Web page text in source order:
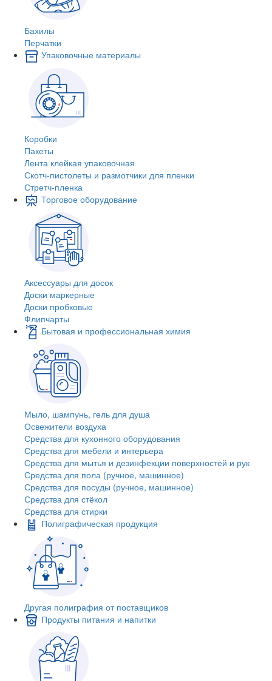
Бахилы
Перчатки
Упаковочные материалы
Коробки
Пакеты
Лента клейкая упаковочная
Скотч-пистолеты и размотчики для пленки
Стретч-пленка
Торговое оборудование
Аксессуары для досок
Доски маркерные
Доски пробковые
Флипчарты
Бытовая и профессиональная химия
Мыло, шампунь, гель для душа
Освежители воздуха
Средства для кухонного оборудования
Средства для мебели и интерьера
Средства для мытья и дезинфекции поверхностей и рук
Средства для пола (ручное, машинное)
Средства для посуды (ручное, машинное)
Средства для стёкол
Средства для стирки
Полиграфическая продукция
Другая полиграфия от поставщиков
Продукты питания и напитки